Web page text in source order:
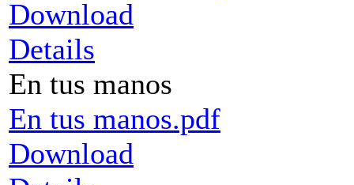
Download
Details
En tus manos
En tus manos.pdf
Download